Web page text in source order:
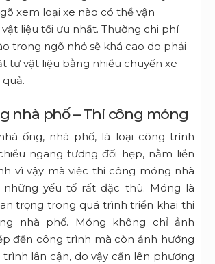
xem loại xe nào có thể vận
liệu tối ưu nhất. Thường chi phí
trong ngõ nhỏ sẽ khá cao do phải
tư vật liệu bằng nhiều chuyến xe
nhà phố – Thi công móng
ống, nhà phố, là loại công trình
ngang tương đối hẹp, nằm liền
vì vậy mà việc thi công móng nhà
yếu tố rất đặc thù. Móng là
trọng trong quá trình triển khai thi
nhà phố. Móng không chỉ ảnh
đến công trình mà còn ảnh hưởng
lân cận, do vậy cần lên phương